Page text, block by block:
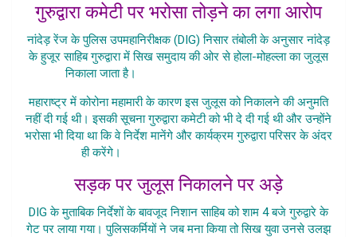
गुरुद्वारा कमेटी पर भरोसा तोड़ने का लगा आरोप
नांदेड़ रेंज के पुलिस उपमहानिरीक्षक (DIG) निसार तंबोली के अनुसार नांदेड़
के हुजूर साहिब गुरुद्वारा में सिख समुदाय की ओर से होला-मोहल्ला का जुलूस
निकाला जाता है।
महाराष्ट्र में कोरोना महामारी के कारण इस जुलूस को निकालने की अनुमति
नहीं दी गई थी। इसकी सूचना गुरुद्वारा कमेटी को भी दे दी गई थी और उन्होंने
भरोसा भी दिया था कि वे निर्देश मानेंगे और कार्यक्रम गुरुद्वारा परिसर के अंदर
ही करेंगे।
सड़क पर जुलूस निकालने पर अड़े
DIG के मुताबिक निर्देशों के बावजूद निशान साहिब को शाम 4 बजे गुरुद्वारे के
गेट पर लाया गया। पुलिसकर्मियों ने जब मना किया तो सिख युवा उनसे उलझ